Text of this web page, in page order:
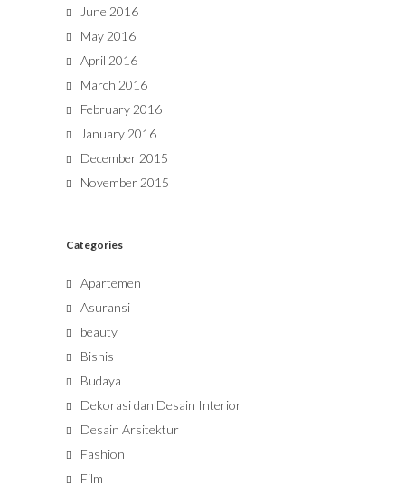
June 2016
May 2016
April 2016
March 2016
February 2016
January 2016
December 2015
November 2015
Categories
Apartemen
Asuransi
beauty
Bisnis
Budaya
Dekorasi dan Desain Interior
Desain Arsitektur
Fashion
Film